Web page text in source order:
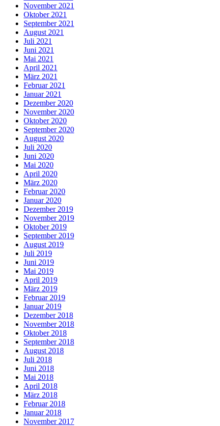
November 2021
Oktober 2021
September 2021
August 2021
Juli 2021
Juni 2021
Mai 2021
April 2021
März 2021
Februar 2021
Januar 2021
Dezember 2020
November 2020
Oktober 2020
September 2020
August 2020
Juli 2020
Juni 2020
Mai 2020
April 2020
März 2020
Februar 2020
Januar 2020
Dezember 2019
November 2019
Oktober 2019
September 2019
August 2019
Juli 2019
Juni 2019
Mai 2019
April 2019
März 2019
Februar 2019
Januar 2019
Dezember 2018
November 2018
Oktober 2018
September 2018
August 2018
Juli 2018
Juni 2018
Mai 2018
April 2018
März 2018
Februar 2018
Januar 2018
November 2017